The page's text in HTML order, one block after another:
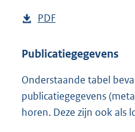
D
w
l
o
a
PDF
s
a
n
d
Publicatiegegevens
Onderstaande tabel
publicatiegegevens
horen. Deze zijn ook als